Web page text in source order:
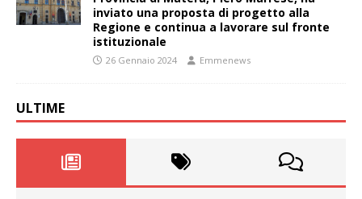
inviato una proposta di progetto alla
Regione e continua a lavorare sul fronte
istituzionale
26 Gennaio 2024 Emmenews
ULTIME